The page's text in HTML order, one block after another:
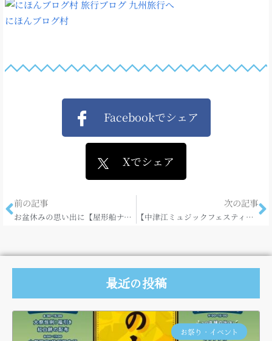
にほんブログ村
Facebookでシェア
Xでシェア
前の記事
お盆休みの思い出に【屋形船ナイトクルーズ】！
次の記事
【中津江ミュジックフェスティバル】は会場が変更になりました。
最近の投稿
お祭り・イベント